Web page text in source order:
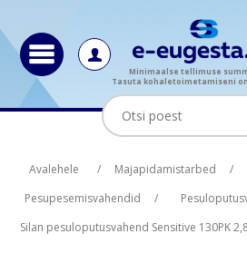
Minimaalse tellimuse
Tasuta kohaletoimetamiseni
Avalehele / Majapidamistarbed
/
Pesupesemisvahendid
/
Silan pesuloputusvahend Sensitive 130PK